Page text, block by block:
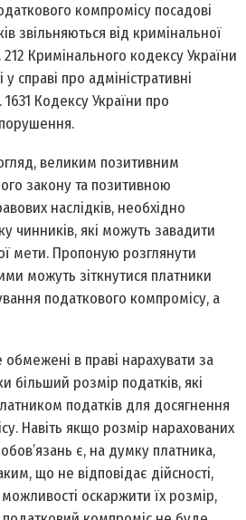
компромісу посадові
звільняються від кримінальної
212 Кримінального кодексу України
у справі про адміністративні
Кодексу України про
великим позитивним
закону та позитивною
наслідків, необхідно
чинників, які можуть завадити
мети. Пропоную розглянути
можуть зіткнутися платники
податкового компромісу, а
в праві нарахувати за
більший розмір податків, які
податків для досягнення
Навіть якщо розмір нарахованих
є, на думку платника,
що не відповідає дійсності,
оскаржити їх розмір,